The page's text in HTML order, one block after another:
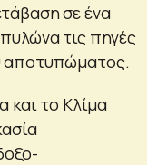
σε ένα
τις πηγές
αποτυπώματος.
και το Κλίμα